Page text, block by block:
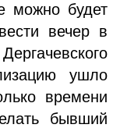
можно будет
вечер в
ушло
времени
бывший